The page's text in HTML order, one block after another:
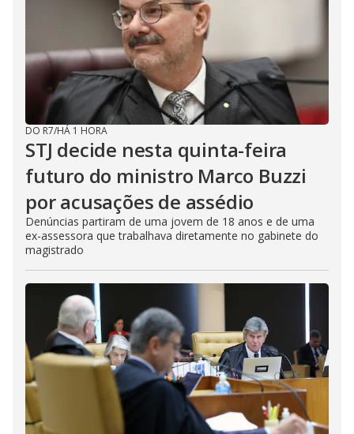
DO R7/HÁ 1 HORA
STJ decide nesta quinta-feira
futuro do ministro Marco Buzzi
por acusações de assédio
Denúncias partiram de uma jovem de 18 anos e de uma
ex-assessora que trabalhava diretamente no gabinete do
magistrado